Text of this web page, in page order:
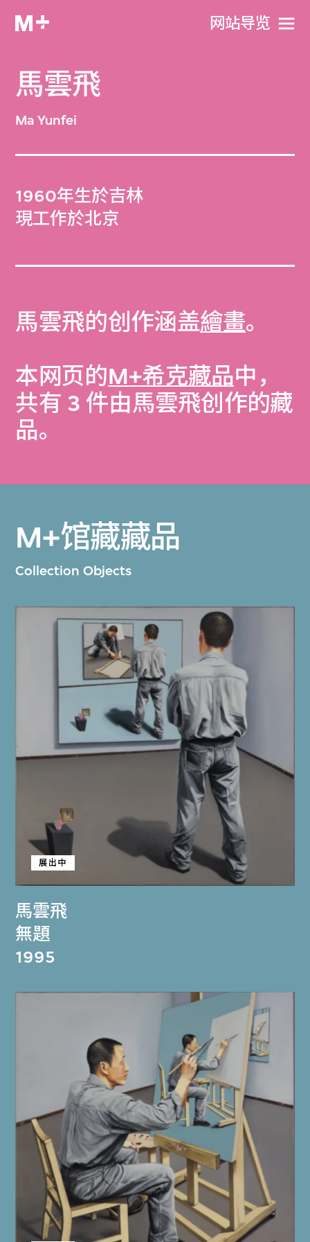
网站导览
馬雲飛
Ma Yunfei
1960年生於吉林
現工作於北京
馬雲飛的创作涵盖繪畫。
本网页的M+希克藏品中，
共有 3 件由馬雲飛创作的藏
品。
M+馆藏藏品
Collection Objects
馬雲飛
展出中
無題
1995